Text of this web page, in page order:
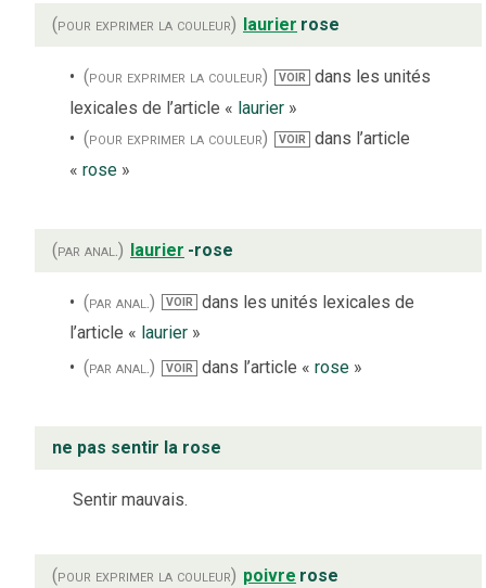
(pour exprimer la couleur) laurier rose
(pour exprimer la couleur) VOIR dans les unités
lexicales de l’article « laurier »
(pour exprimer la couleur)
VOIR dans l’article
« rose »
(par anal.) laurier -rose
(par anal.) VOIR
dans les unités lexicales de
l’article « laurier »
(par anal.)
VOIR dans l’article « rose»
ne pas sentir la rose
Sentir mauvais.
(pour exprimer la couleur) poivre rose